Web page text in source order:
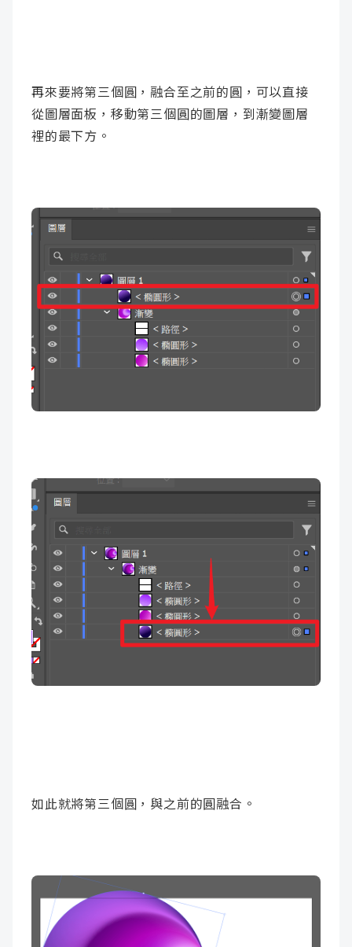
再來要將第三個圓，融合至之前的圓，可以直接
從圖層面板，移動第三個圓的圖層，到漸變圖層
裡的最下方。
如此就將第三個圓，與之前的圓融合。